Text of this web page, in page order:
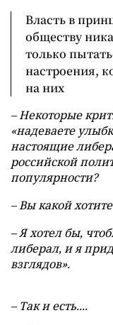
Власть в
обществу
только
настроения,
на них
– Некоторые
«надеваете
настоящие
российской
популярности?
– Вы какой
– Я хотел бы,
либерал, и я
взглядов».
– Так и есть....